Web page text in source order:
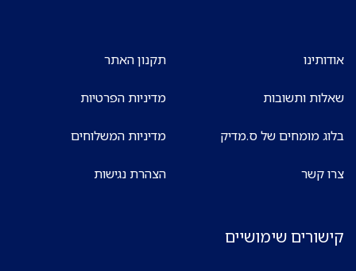
אודותינו
שאלות ותשובות
בלוג מומחים של ס.מדיק
צרו קשר
תקנון האתר
מדיניות הפרטיות
מדיניות המשלוחים
הצהרת נגישות
קישורים שימושיים